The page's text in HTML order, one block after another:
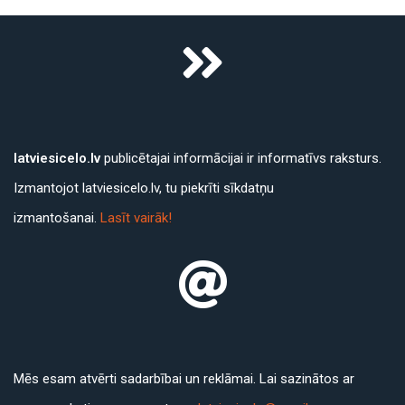
latviesicelo.lv publicētajai informācijai ir informatīvs raksturs.
Izmantojot latviesicelo.lv, tu piekrīti sīkdatņu
izmantošanai. Lasīt vairāk!
Mēs esam atvērti sadarbībai un reklāmai. Lai sazinātos ar